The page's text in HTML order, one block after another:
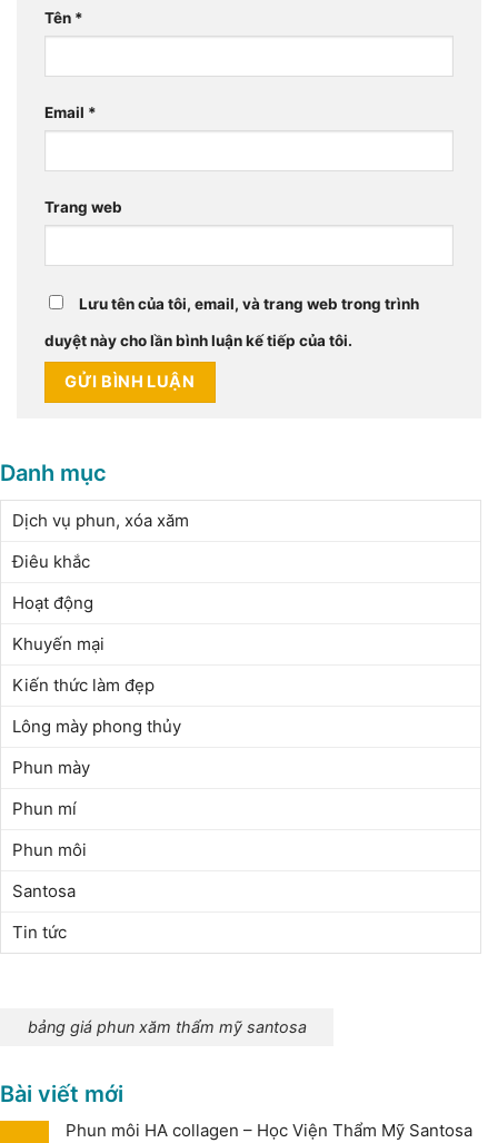
Tên *
Email *
Trang web
Lưu tên của tôi, email, và trang web trong trình
duyệt này cho lần bình luận kế tiếp của tôi.
Danh mục
Dịch vụ phun, xóa xăm
Điêu khắc
Hoạt động
Khuyến mại
Kiến thức làm đẹp
Lông mày phong thủy
Phun mày
Phun mí
Phun môi
Santosa
Tin tức
bảng giá phun xăm thẩm mỹ santosa
Bài viết mới
Phun môi HA collagen – Học Viện Thẩm Mỹ Santosa